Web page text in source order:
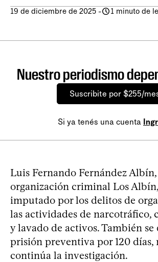
19 de diciembre de 2025 - 1 minuto de
Nuestro periodismo
Suscribite por $255/
Si ya tenés una cuenta
Luis Fernando Fernández
organización criminal Los
imputado por los delitos de
las actividades de narcotráfico,
y lavado de activos. También se
prisión preventiva por 120 días,
continúa la investigación.